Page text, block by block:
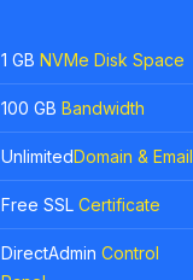
1 GB NVMe Disk Space
100 GB Bandwidth
UnlimitedDomain & Email
Free SSL Certificate
DirectAdmin Control